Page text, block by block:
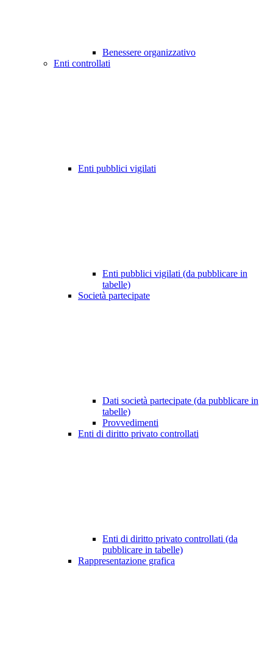
Benessere organizzativo
Enti controllati
Enti pubblici vigilati
Enti pubblici vigilati (da pubblicare in
tabelle)
Società partecipate
Dati società partecipate (da pubblicare in
tabelle)
Provvedimenti
Enti di diritto privato controllati
Enti di diritto privato controllati (da
pubblicare in tabelle)
Rappresentazione grafica